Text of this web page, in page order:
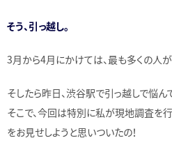
そう、引っ越し。
3月から4月にかけては、最も多くの人
そしたら昨日、渋谷駅で引っ越しで悩ん
そこで、今回は特別に私が現地調査を
をお見せしようと思いついたの！